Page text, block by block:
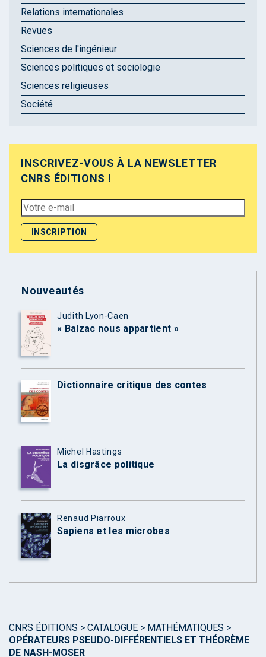
Relations internationales
Revues
Sciences de l'ingénieur
Sciences politiques et sociologie
Sciences religieuses
Société
INSCRIVEZ-VOUS À LA NEWSLETTER
CNRS ÉDITIONS !
Nouveautés
Judith Lyon-Caen
« Balzac nous appartient »
Dictionnaire critique des contes
Michel Hastings
La disgrâce politique
Renaud Piarroux
Sapiens et les microbes
CNRS ÉDITIONS > CATALOGUE > MATHÉMATIQUES >
OPÉRATEURS PSEUDO-DIFFÉRENTIELS ET THÉORÈME
DE NASH-MOSER